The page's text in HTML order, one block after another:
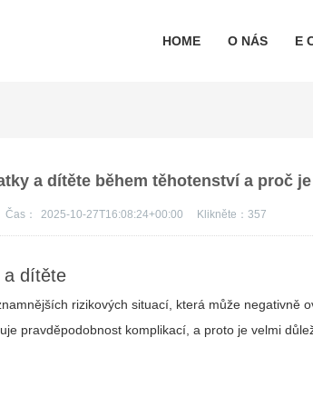
HOME O NÁS E
a dítěte během těhotenství a proč
Čas： 2025-10-27T16:08:24+00:00 Klikněte： 357
a dítěte
rizikových situací, která může negativně
pravděpodobnost komplikací, a proto je velmi